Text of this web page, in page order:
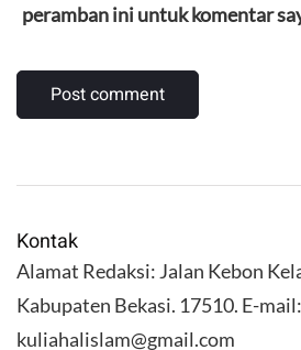
peramban ini untuk komentar
Kontak
Alamat Redaksi: Jalan Kebon
Kabupaten Bekasi. 17510. E-mail:
kuliahalislam@gmail.com